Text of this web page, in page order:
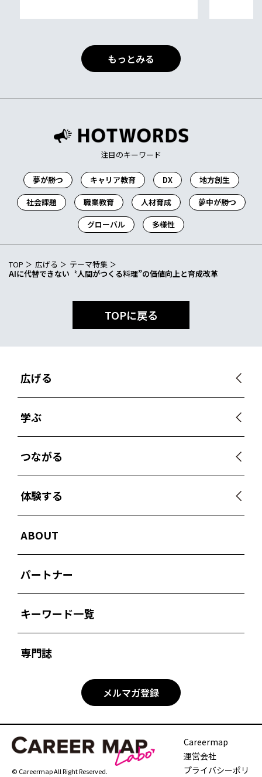
もっとみる
注目のキーワード
夢が勝つ キャリア教育 DX
地方創生
社会課題
職業教育 人材育成
夢中が勝つ
グローバル
多様性
TOP 広げる
テーマ特集
AIに代替できない〝人間がつくる料理”の価値向上と育成改革
TOPに戻る
広げる
学ぶ
つながる
体験する
ABOUT
パートナー
キーワード一覧
専門誌
メルマガ登録
© Careermap All Right Reserved.
Careermap
運営会社
プライバシーポリ